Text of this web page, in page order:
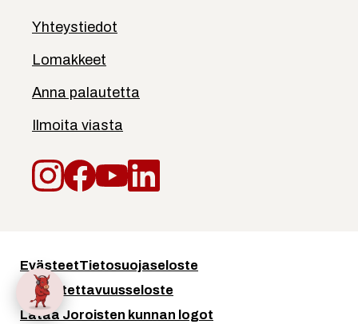
Yhteystiedot
Lomakkeet
Anna palautetta
Ilmoita viasta
Instagram
Facebook
YouTube
LinkedIn
EvästeetTietosuojaseloste
Saavutettavuusseloste
Lataa Joroisten kunnan logot